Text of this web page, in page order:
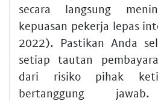
secara langsung
kepuasan pekerja lepas
2022). Pastikan Anda
setiap tautan
dari risiko pihak
bertanggung jawab.